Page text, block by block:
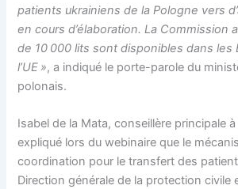
patients ukrainiens de la Pologne vers
en cours d’élaboration.La Commission
de 10 000 lits sont disponibles dans les
l’UE », a indiqué le porte-parole du
polonais.
Isabel de la Mata, conseillère principale à
expliqué lors du webinaire que le
coordination pour le transfert des
Direction générale de la protection civile